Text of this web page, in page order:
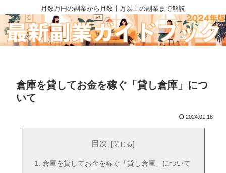
月数万円の副業から月数十万以上の副業まで解説
倉庫を貸してお金を稼ぐ「貸し倉庫」につ
いて
2024.01.18
目次
倉庫を貸してお金を稼ぐ「貸し倉庫」について